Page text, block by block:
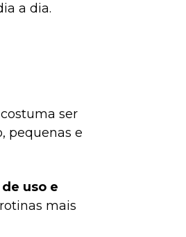
a dia.
ser
pequenas e
uso e
mais